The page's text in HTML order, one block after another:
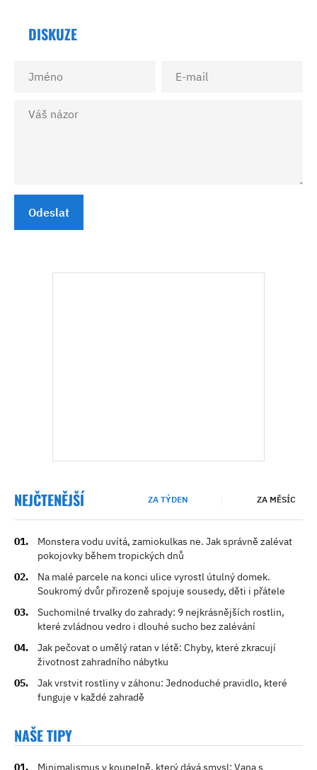
DISKUZE
Odeslat
NEJČTENĚJŠÍ ZA TÝDEN ZA MĚSÍC
Monstera vodu uvítá, zamiokulkas ne. Jak správně zalévat
pokojovky během tropických dnů
Na malé parcele na konci ulice vyrostl útulný domek.
Soukromý dvůr přirozeně spojuje sousedy, děti i přátele
Suchomilné trvalky do zahrady: 9 nejkrásnějších rostlin,
které zvládnou vedro i dlouhé sucho bez zalévání
Jak pečovat o umělý ratan v létě: Chyby, které zkracují
životnost zahradního nábytku
Jak vrstvit rostliny v záhonu: Jednoduché pravidlo, které
funguje v každé zahradě
NAŠE TIPY
Minimalismus v koupelně, který dává smysl: Vana s